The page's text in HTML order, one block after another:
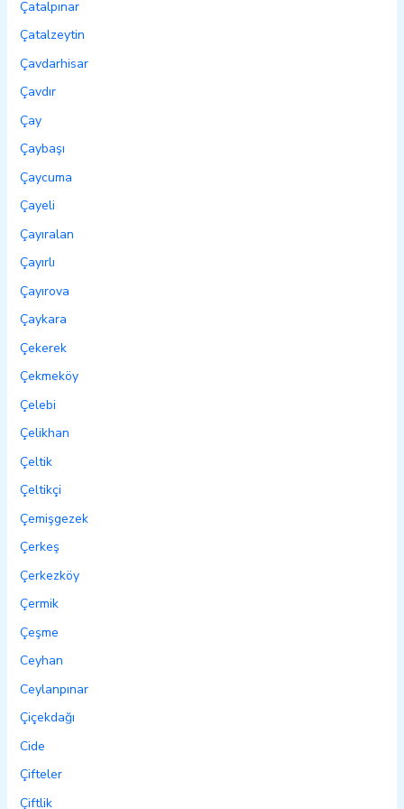
Çatalpınar
Çatalzeytin
Çavdarhisar
Çavdır
Çay
Çaybaşı
Çaycuma
Çayeli
Çayıralan
Çayırlı
Çayırova
Çaykara
Çekerek
Çekmeköy
Çelebi
Çelikhan
Çeltik
Çeltikçi
Çemişgezek
Çerkeş
Çerkezköy
Çermik
Çeşme
Ceyhan
Ceylanpınar
Çiçekdağı
Cide
Çifteler
Çiftlik